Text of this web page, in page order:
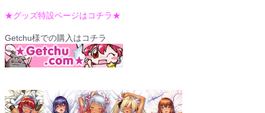
★グッズ特設ページはコチラ★
Getchu様での購入はコチラ